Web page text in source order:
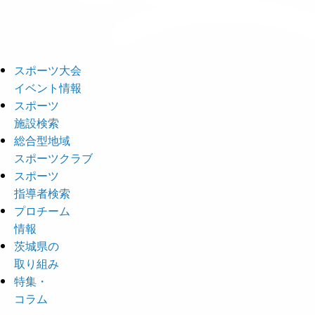
スポーツ大会
イベント情報
スポーツ
施設検索
総合型地域
スポーツクラブ
スポーツ
指導者検索
プロチーム
情報
茨城県の
取り組み
特集・
コラム